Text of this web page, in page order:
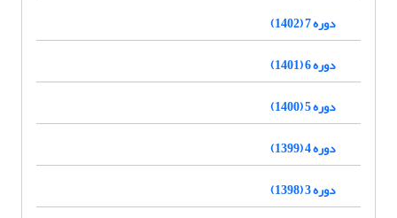
دوره 7 (1402)
دوره 6 (1401)
دوره 5 (1400)
دوره 4 (1399)
دوره 3 (1398)